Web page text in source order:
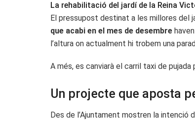
La rehabilitació del jardí de la Reina
El pressupost destinat a les millores del
que acabi en el mes de desembre
l’altura on actualment hi trobem una
A més, es canviarà el carril taxi de pujada
Un projecte que aposta
Des de l’Ajuntament mostren la intenció